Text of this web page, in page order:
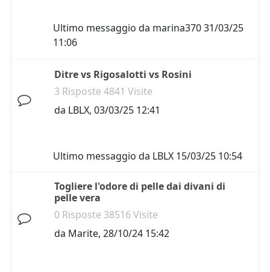
Ultimo messaggio da marina37031/03/25
11:06
Ditre vs Rigosalotti vs Rosini
3 Risposte 4841 Visite
da LBLX, 03/03/25 12:41
Ultimo messaggio da LBLX 15/03/25 10:54
Togliere l'odore di pelle dai divani di
pelle vera
0 Risposte 38516 Visite
da Marite, 28/10/24 15:42